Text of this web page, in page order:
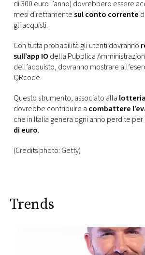
di 300 euro l’anno) dovrebbero essere
mesi direttamentesul conto corrente
gli acquisti.
Con tutta probabilità gli utenti dovranno
sull’app IO della Pubblica
dell’acquisto, dovranno mostrare
QRcode.
Questo strumento, associato alla
dovrebbe contribuire a combattere
che in Italia genera ogni anno perdite per
di euro.
(Credits photo: Getty)
Trends